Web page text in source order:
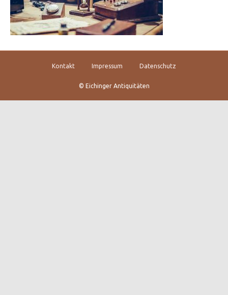
Kontakt Impressum Datenschutz
© Eichinger Antiquitäten